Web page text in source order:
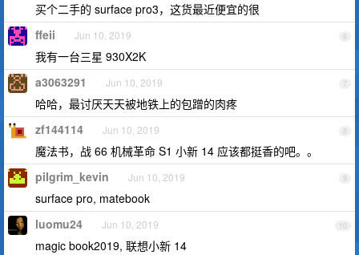
买个二手的 surface pro3，这货最近便宜的很
6
ffeii Jun 10, 2019
我有一台三星 930X2K
7
a3063291 Jun 10, 2019
哈哈，最讨厌天天被地铁上的包蹭的肉疼
8
zf144114 Jun 10, 2019
魔法书，战 66 机械革命 S1 小新 14 应该都挺香的吧。。
9
pilgrim_kevin Jun 10, 2019
surface pro, matebook
10
luomu24 Jun 10, 2019
magic book2019, 联想小新 14